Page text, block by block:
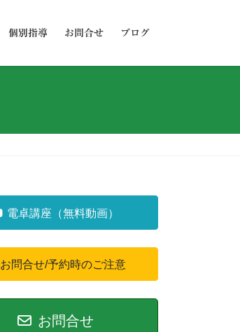
個別指導 お問合せ ブログ
電卓講座（無料動画）
お問合せ/予約時のご注意
お問合せ